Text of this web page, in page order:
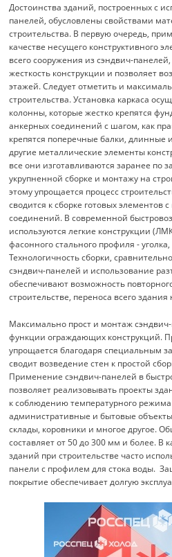
Достоинства зданий, построенных с
панелей, обусловлены свойствами
строительства. В первую очередь,
качестве несущего конструктивного
всего сооружения из сэндвич-
жесткость конструкции и позволяет
этажей. Следует отметить и
строительства. Установка каркаса
колонны, которые жестко крепятся
анкерных соединений с шагом, как
крепятся поперечные балки, длинные
другие металлические элементы
все они изготавливаются заранее по
укрупненной сборке и монтажу на
этому упрощается процесс
сводится к сборке готовых элементов
соединений. В современной
используются легкие конструкции
фасонного стального профиля -
Технологичность сборки,
сэндвич-панелей и использование
обеспечивают возможность
строительстве, переноса всего
Максимально прост и монтаж
функции ограждающих конструкций.
упрощается благодаря специальным
сводит возведение стен к простой
Применение сэндвич-панелей в
позволяет реализовывать проекты
к соблюдению температурного
административные и бытовые
склады, коровники и многое другое.
составляет от 50 до 300 мм и более. В
зданий при строительстве часто
панели с профилем для стока воды.
покрытие обеспечивает долгую